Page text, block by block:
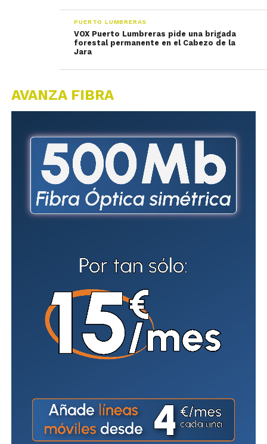
PUERTO LUMBRERAS
VOX Puerto Lumbreras pide una brigada
forestal permanente en el Cabezo de la
Jara
AVANZA FIBRA